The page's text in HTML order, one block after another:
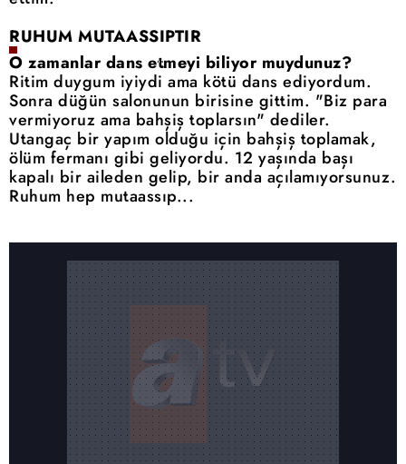
RUHUM MUTAASSIPTIR
O zamanlar dans etmeyi biliyor muydunuz?
Ritim duygum iyiydi ama kötü dans ediyordum.
Sonra düğün salonunun birisine gittim. "Biz para
vermiyoruz ama bahşiş toplarsın" dediler.
Utangaç bir yapım olduğu için bahşiş toplamak,
ölüm fermanı gibi geliyordu. 12 yaşında başı
kapalı bir aileden gelip, bir anda açılamıyorsunuz.
Ruhum hep mutaassıp...